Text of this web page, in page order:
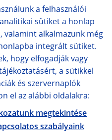
a felhasználói
sütiket a honlap
valamint alkalmazunk még
integrált sütiket.
hogy elfogadják vagy
a sütikkel
és szervernaplók
el az alábbi oldalakra:
megtekintése
szabályaink